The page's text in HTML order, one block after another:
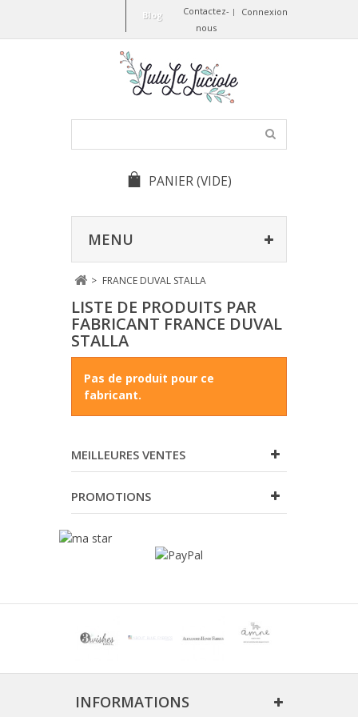
Connexion
Contactez-
nous
Blog
PANIER(VIDE)
MENU
> FRANCE DUVAL STALLA
LISTE DE PRODUITS PAR
FABRICANT FRANCE DUVAL
STALLA
Pas de produit pour ce
fabricant.
MEILLEURES VENTES
PROMOTIONS
INFORMATIONS